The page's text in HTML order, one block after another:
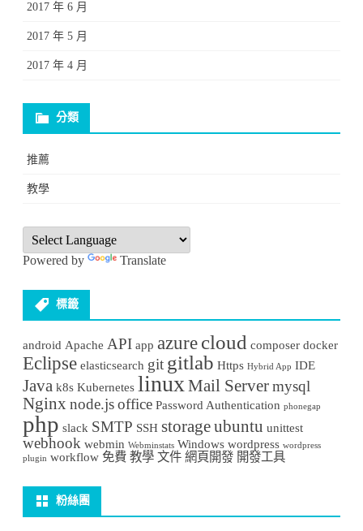
2017 年 6 月
2017 年 5 月
2017 年 4 月
分類
推薦
教學
Powered by Translate
標籤
android Apache API app azurecloud composer docker
Eclipse elasticsearch git gitlab Https Hybrid App IDE
Java k8s Kubernetes linux Mail Servermysql
Nginx node.jsoffice Password Authentication phonegap
php slack SMTP SSH storageubuntu unittest
webhook webmin Webminstats Windows wordpress wordpress
plugin workflow 免費 教學 文件 網頁開發 開發工具
粉絲團